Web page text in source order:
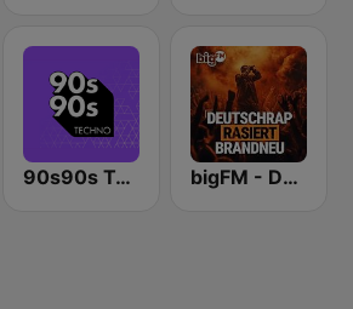
90s90s Techno bigFM - Deutschrap rasiert brandeu